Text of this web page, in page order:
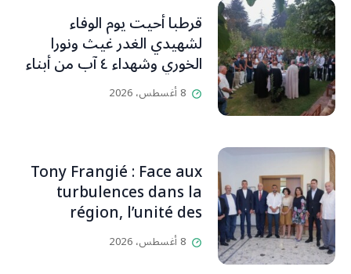
قرطبا أحيت يوم الوفاء
لشهيدي الغدر غيث ونورا
الخوري وشهداء ٤ آب من أبناء
البلدة.. كارين الخوري افرام: لقد
كان بيتنا، بوجود والدي، ينبض
إقفاله لكنه لم يستطع لأنه
بيت رسالة وتاريخ وإيمان وقيم
مستمرة (صور وVideo)
8 أغسطس، 2026
Tony Frangié : Face aux
turbulences dans la
région, l’unité des
Libanais est primordiale
L’OLJ / Par Scarlett
8 أغسطس، 2026